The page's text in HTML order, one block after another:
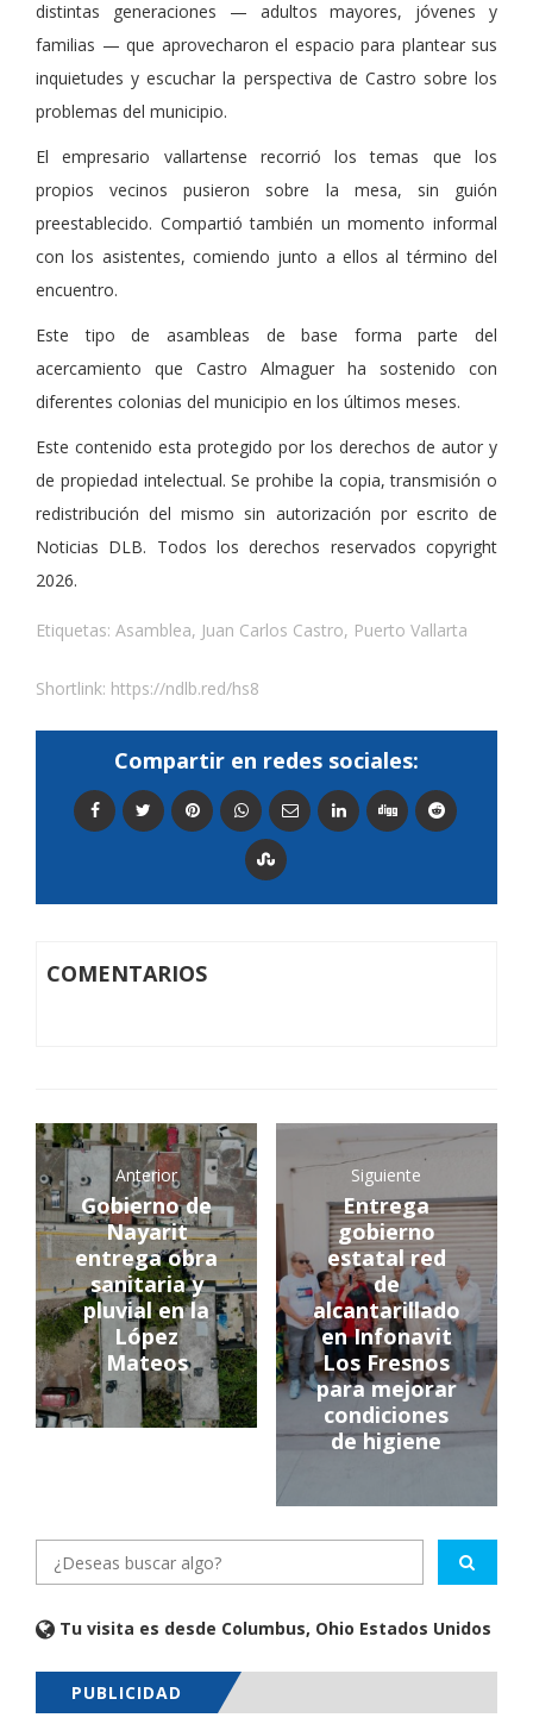
distintas generaciones — adultos mayores, jóvenes y
familias — que aprovecharon el espacio para plantear sus
inquietudes y escuchar la perspectiva de Castro sobre los
problemas del municipio.
El empresario vallartense recorrió los temas que los
propios vecinos pusieron sobre la mesa, sin guión
preestablecido. Compartió también un momento informal
con los asistentes, comiendo junto a ellos al término del
encuentro.
Este tipo de asambleas de base forma parte del
acercamiento que Castro Almaguer ha sostenido con
diferentes colonias del municipio en los últimos meses.
Este contenido esta protegido por los derechos de autor y
de propiedad intelectual. Se prohibe la copia, transmisión o
redistribución del mismo sin autorización por escrito de
Noticias DLB. Todos los derechos reservados copyright
2026.
Etiquetas: Asamblea, Juan Carlos Castro, Puerto Vallarta
Shortlink: https://ndlb.red/hs8
Compartir en redes sociales:
COMENTARIOS
Anterior
Gobierno de
Nayarit
entrega obra
sanitaria y
pluvial en la
López
Mateos
Siguiente
Entrega
gobierno
estatal red
de
alcantarillado
en Infonavit
Los Fresnos
para mejorar
condiciones
de higiene
Tu visita es desde Columbus, Ohio Estados Unidos
PUBLICIDAD